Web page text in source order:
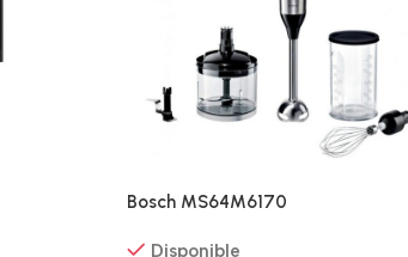
Bosch MS64M6170
Disponible